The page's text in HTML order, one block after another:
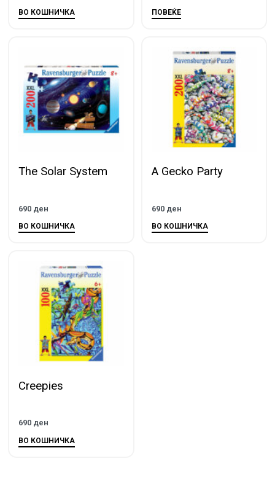
ВО КОШНИЧКА ПОВЕЌЕ
The Solar System
690 ден
ВО КОШНИЧКА
A Gecko Party
690 ден
ВО КОШНИЧКА
Creepies
690 ден
ВО КОШНИЧКА